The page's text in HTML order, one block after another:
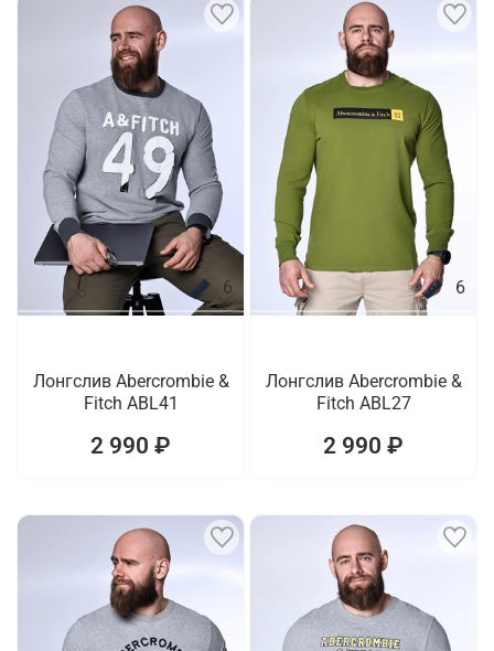
6
Лонгслив Abercrombie &
Fitch ABL41
2 990 ₽
6
Лонгслив Abercrombie &
Fitch ABL27
2 990 ₽